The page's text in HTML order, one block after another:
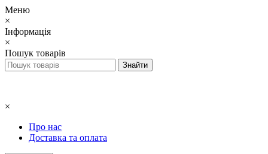
Меню
×
Інформація
×
Пошук товарів
×
Про нас
Доставка та оплата